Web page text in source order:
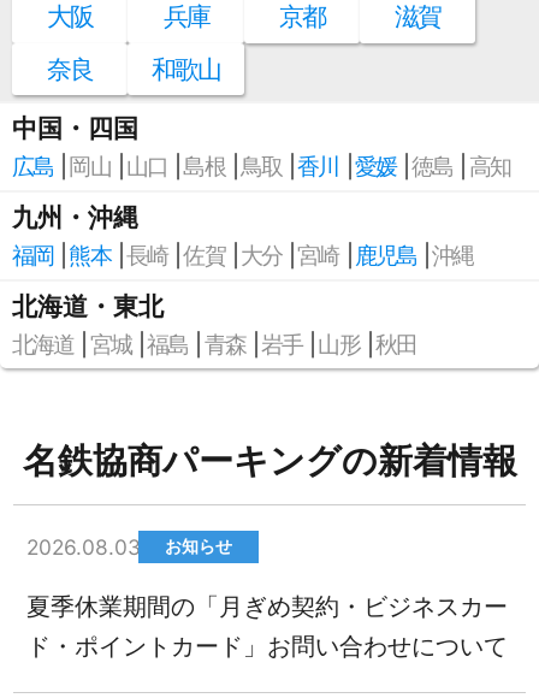
大阪 兵庫 京都
滋賀
奈良
和歌山
中国・四国
広島 岡山 山口 島根 鳥取 香川 愛媛 徳島 高知
九州・沖縄
福岡 熊本 長崎 佐賀 大分 宮崎 鹿児島 沖縄
北海道・東北
北海道 宮城 福島 青森 岩手 山形 秋田
名鉄協商パーキングの新着情報
2026.08.03 お知らせ
夏季休業期間の「月ぎめ契約・ビジネスカー
ド・ポイントカード」お問い合わせについて